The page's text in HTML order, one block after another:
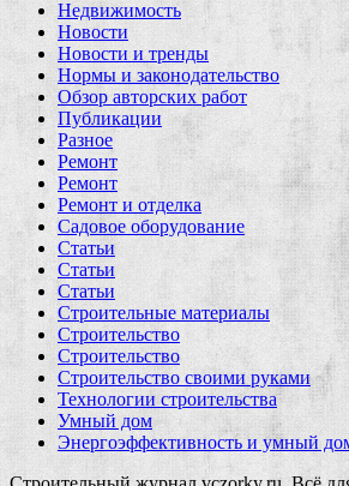
Недвижимость
Новости
Новости и тренды
Нормы и законодательство
Обзор авторских работ
Публикации
Разное
Ремонт
Ремонт
Ремонт и отделка
Садовое оборудование
Статьи
Статьи
Статьи
Строительные материалы
Строительство
Строительство
Строительство своими руками
Технологии строительства
Умный дом
Энергоэффективность и умный